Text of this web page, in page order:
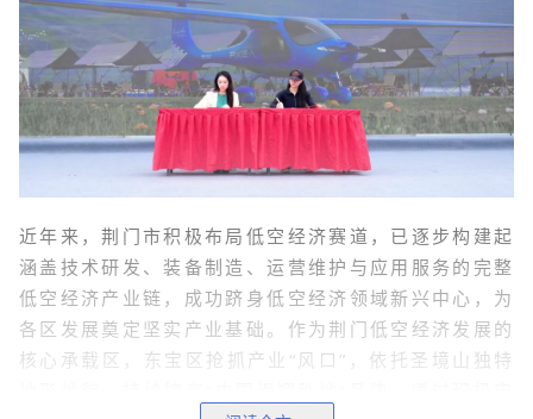
近年来，荆门市积极布局低空经济赛道，已逐步构建起
涵盖技术研发、装备制造、运营维护与应用服务的完整
低空经济产业链，成功跻身低空经济领域新兴中心，为
各区发展奠定坚实产业基础。作为荆门低空经济发展的
核心承载区，东宝区抢抓产业 “风口”，依托圣境山独特